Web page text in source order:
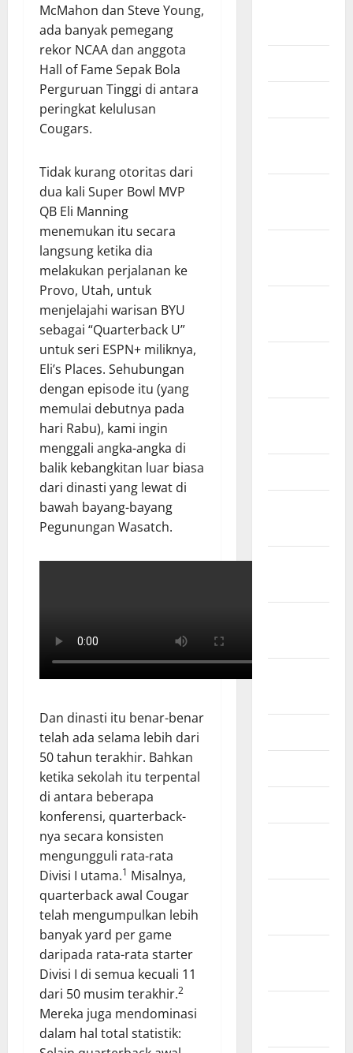
McMahon dan Steve Young,
ada banyak pemegang
rekor NCAA dan anggota
Hall of Fame Sepak Bola
Perguruan Tinggi di antara
peringkat kelulusan
Cougars.
Tidak kurang otoritas dari
dua kali Super Bowl MVP
QB Eli Manning
menemukan itu secara
langsung ketika dia
melakukan perjalanan ke
Provo, Utah, untuk
menjelajahi warisan BYU
sebagai “Quarterback U”
untuk seri ESPN+ miliknya,
Eli’s Places. Sehubungan
dengan episode itu (yang
memulai debutnya pada
hari Rabu), kami ingin
menggali angka-angka di
balik kebangkitan luar biasa
dari dinasti yang lewat di
bawah bayang-bayang
Pegunungan Wasatch.
Dan dinasti itu benar-benar
telah ada selama lebih dari
50 tahun terakhir. Bahkan
ketika sekolah itu terpental
di antara beberapa
konferensi, quarterback-
nya secara konsisten
mengungguli rata-rata
Divisi I utama.1 Misalnya,
quarterback awal Cougar
telah mengumpulkan lebih
banyak yard per game
daripada rata-rata starter
Divisi I di semua kecuali 11
dari 50 musim terakhir.2
Mereka juga mendominasi
dalam hal total statistik: